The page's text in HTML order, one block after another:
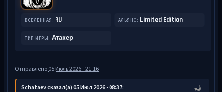
ВСЕЛЕННАЯ: RU АЛЬЯНС: Limited Edition
ТИП ИГРЫ: Атакер
Отправлено05 Июль 2026 - 21:16
Schataev сказал(а) 05 Июл 2026 - 08:37: